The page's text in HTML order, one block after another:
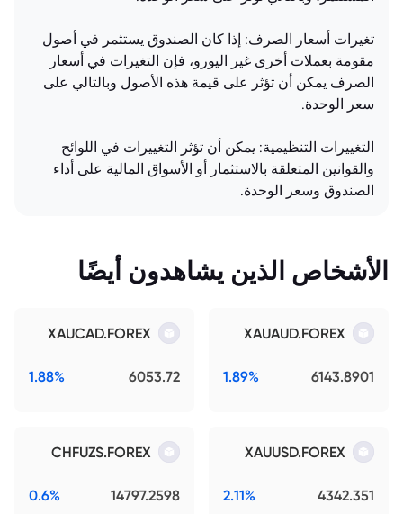
تغيرات أسعار الصرف: إذا كان الصندوق يستثمر في أصول
مقومة بعملات أخرى غير اليورو، فإن التغيرات في أسعار
الصرف يمكن أن تؤثر على قيمة هذه الأصول وبالتالي على
سعر الوحدة.
التغييرات التنظيمية: يمكن أن تؤثر التغييرات في اللوائح
والقوانين المتعلقة بالاستثمار أو الأسواق المالية على أداء
الصندوق وسعر الوحدة.
الأشخاص الذين يشاهدون أيضًا
XAUAUD.FOREX
6143.8901
1.89%
XAUCAD.FOREX
6053.72
1.88%
XAUUSD.FOREX
4342.351
2.11%
CHFUZS.FOREX
14797.2598
0.6%